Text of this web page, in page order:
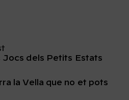
Jocs dels Petits Estats
la Vella que no et pots